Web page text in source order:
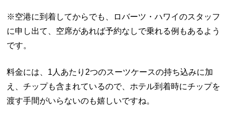
※空港に到着してからでも、ロバーツ・ハワイのスタッフ
に申し出て、空席があれば予約なしで乗れる例もあるよう
です。
料金には、1人あたり2つのスーツケースの持ち込みに加
え、チップも含まれているので、ホテル到着時にチップを
渡す手間がいらないのも嬉しいですね。